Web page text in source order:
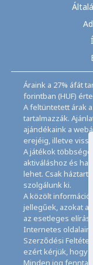
Áraink a 27% áfát
forintban (HUF)
A feltüntetett árak
tartalmazzák.
ajándékaink a
erejéig, illetve
A játékok
aktiváláshoz és
lehet. Csak
szolgálunk ki.
A közölt
jellegűek, azokat
az esetleges
Internetes
Szerződési
ezért kérjük, hogy
Minden jog